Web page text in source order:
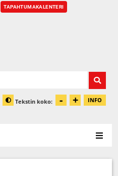
TAPAHTUMAKALENTERI
Muuta kontrastia
Tekstin koko: - + INFO